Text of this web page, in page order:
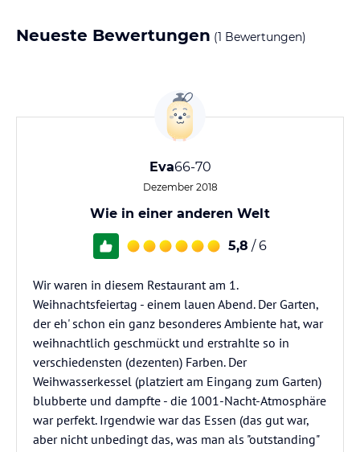
Neueste Bewertungen (1 Bewertungen)
Eva66-70
Dezember 2018
Wie in einer anderen Welt
5,8 / 6
Wir waren in diesem Restaurant am 1.
Weihnachtsfeiertag - einem lauen Abend. Der Garten,
der eh' schon ein ganz besonderes Ambiente hat, war
weihnachtlich geschmückt und erstrahlte so in
verschiedensten (dezenten) Farben. Der
Weihwasserkessel (platziert am Eingang zum Garten)
blubberte und dampfte - die 1001-Nacht-Atmosphäre
war perfekt. Irgendwie war das Essen (das gut war,
aber nicht unbedingt das, was man als "outstanding"